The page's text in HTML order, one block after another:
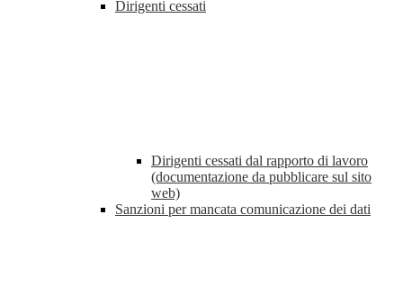
Dirigenti cessati
Dirigenti cessati dal rapporto di lavoro
(documentazione da pubblicare sul sito
web)
Sanzioni per mancata comunicazione dei dati